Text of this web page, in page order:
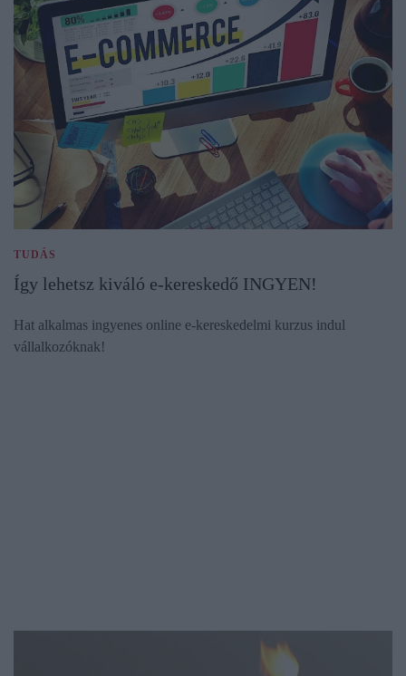
TUDÁS
Így lehetsz kiváló e-kereskedő INGYEN!
Hat alkalmas ingyenes online e-kereskedelmi kurzus indul
vállalkozóknak!